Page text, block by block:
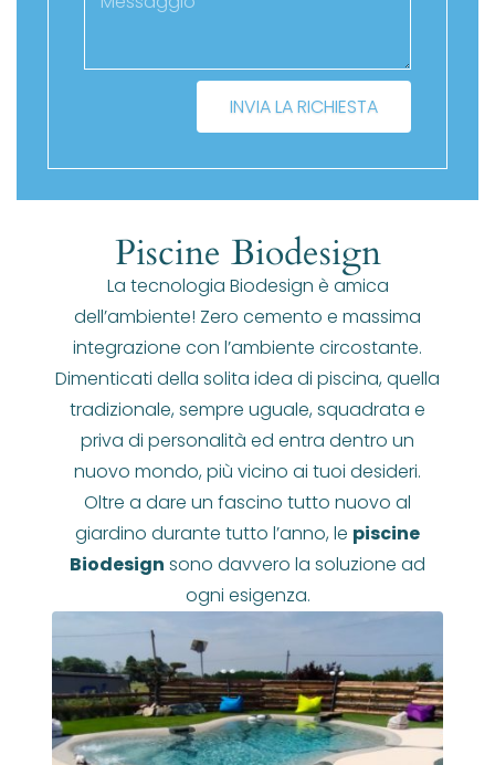
INVIA LA RICHIESTA
Piscine Biodesign
La tecnologia Biodesign è amica
dell’ambiente! Zero cemento e massima
integrazione con l’ambiente circostante.
Dimenticati della solita idea di piscina, quella
tradizionale, sempre uguale, squadrata e
priva di personalità ed entra dentro un
nuovo mondo, più vicino ai tuoi desideri.
Oltre a dare un fascino tutto nuovo al
giardino durante tutto l’anno, le piscine
Biodesign sono davvero la soluzione ad
ogni esigenza.